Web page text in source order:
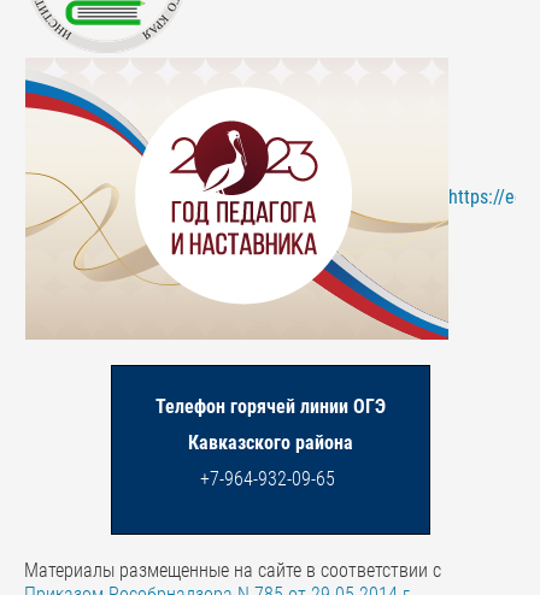
https://
Телефон горячей линии ОГЭ
Кавказского района
+7-964-932-09-65
Материалы размещенные на сайте в соответствии с